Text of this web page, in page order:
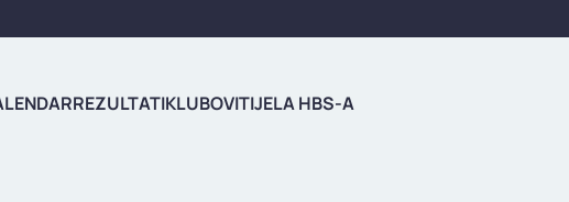
REZULTATIKLUBOVITIJELA HBS-A